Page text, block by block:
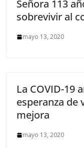
Señora 113
sobrevivir al
mayo 13, 2020
La COVID-19
esperanza de
mejora
mayo 13, 2020